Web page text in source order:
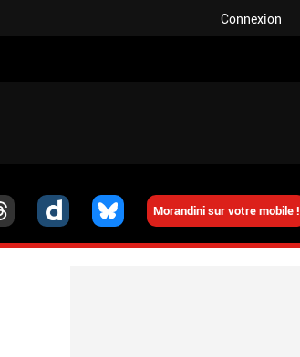
Connexion
Morandini sur votre mobile !